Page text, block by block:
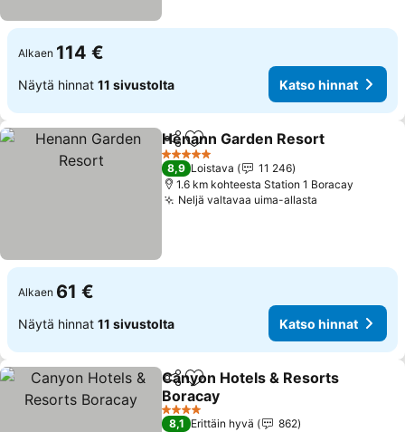
Alkaen 114 €
Näytä hinnat 11 sivustolta Katso hinnat
Jaa Lisää suosikkeihin
Henann Garden Resort
5 Tähtiluokitus
8,9 Loistava
11 246
1.6 km kohteesta Station 1 Boracay
Neljä valtavaa uima-allasta
Alkaen 61 €
Näytä hinnat 11 sivustolta Katso hinnat
Jaa Lisää suosikkeihin
Canyon Hotels & Resorts
Boracay
4 Tähtiluokitus
8,1 Erittäin hyvä
862